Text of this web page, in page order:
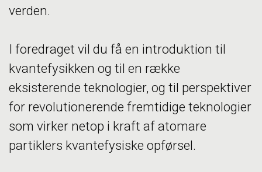
verden.
I foredraget vil du få en introduktion til
kvantefysikken og til en række
eksisterende teknologier, og til perspektiver
for revolutionerende fremtidige teknologier
som virker netop i kraft af atomare
partiklers kvantefysiske opførsel.